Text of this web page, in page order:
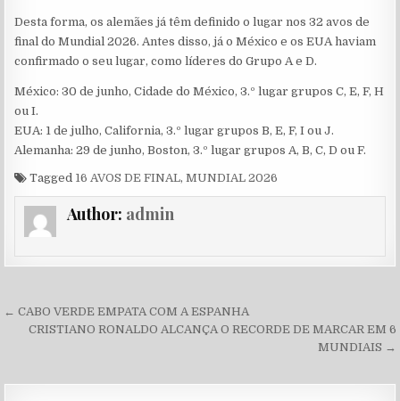
Desta forma, os alemães já têm definido o lugar nos 32 avos de
final do Mundial 2026. Antes disso, já o México e os EUA haviam
confirmado o seu lugar, como líderes do Grupo A e D.
México: 30 de junho, Cidade do México, 3.º lugar grupos C, E, F, H
ou I.
EUA: 1 de julho, California, 3.º lugar grupos B, E, F, I ou J.
Alemanha: 29 de junho, Boston, 3.º lugar grupos A, B, C, D ou F.
Tagged 16 AVOS DE FINAL,MUNDIAL 2026
Author: admin
Navegação de Post
← CABO VERDE EMPATA COM A ESPANHA
CRISTIANO RONALDO ALCANÇA O RECORDE DE MARCAR EM 6
MUNDIAIS →